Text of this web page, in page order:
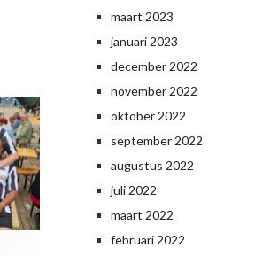
maart 2023
januari 2023
december 2022
november 2022
oktober 2022
september 2022
augustus 2022
juli 2022
maart 2022
februari 2022